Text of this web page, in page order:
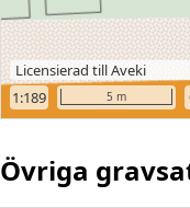
Övriga